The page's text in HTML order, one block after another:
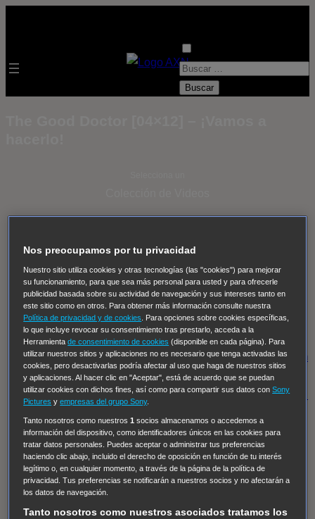
B
Thomas, el ojo del FBI Pan Am Dawson crece
Insomnia El Guardián The Blacklist Cinco en familia
Hudson & Rex Diez libras y un sueño Mr Loverman
Regreso al futuro III NUEVE CUERPOS Los últimos
caballeros Tormenta infinita Sing Street Cobra Kai
Tom
y Lola High Country Los casos de Susan Ryeland:
Moonflower Murders Twisted Metal Mentes Criminales:
Hailey Dean Without Sin: Libre de Culpa Morbius
NCIS: Nueva Orleans
Pandora En fuera de juego
The Shield: Al margen de la ley Duplicated Preacher
The Killing Kind
Chicago Fire Monarch Circuito cerradoAlert: Unidad
Nos preocupamos por tu privacidad
Nuestro sitio utiliza cookies y otras tecnologías (las "cookies") para mejorar
su funcionamiento, para que sea más personal para usted y para ofrecerle
publicidad basada sobre su actividad de navegación y sus intereses tanto en
este sitio como en otros. Para obtener más información consulte nuestra
Política de privacidad y de cookies
. Para opciones sobre cookies específicas,
lo que incluye revocar su consentimiento tras prestarlo, acceda a la
Herramientade consentimiento de cookies (disponible en cada página). Para
utilizar nuestros sitios y aplicaciones no es necesario que tenga activadas las
cookies, pero desactivarlas podría afectar al uso que haga de nuestros sitios
y aplicaciones. Al hacer clic en "Aceptar", está de acuerdo que se puedan
utilizar cookies con dichos fines, así como para compartir sus datos conSony
Pictures yempresas del grupo Sony.
Tanto nosotros como nuestros1 socios almacenamos o accedemos a
información del dispositivo, como identificadores únicos en las cookies para
tratar datos personales. Puedes aceptar o administrar tus preferencias
haciendo clic abajo, incluido el derecho de oposición en función de tu interés
legítimo o, en cualquier momento, a través de la página de la política de
privacidad. Tus preferencias se notificarán a nuestros socios y no afectarán a
los datos de navegación.
Tanto nosotros como nuestros asociados tratamos los